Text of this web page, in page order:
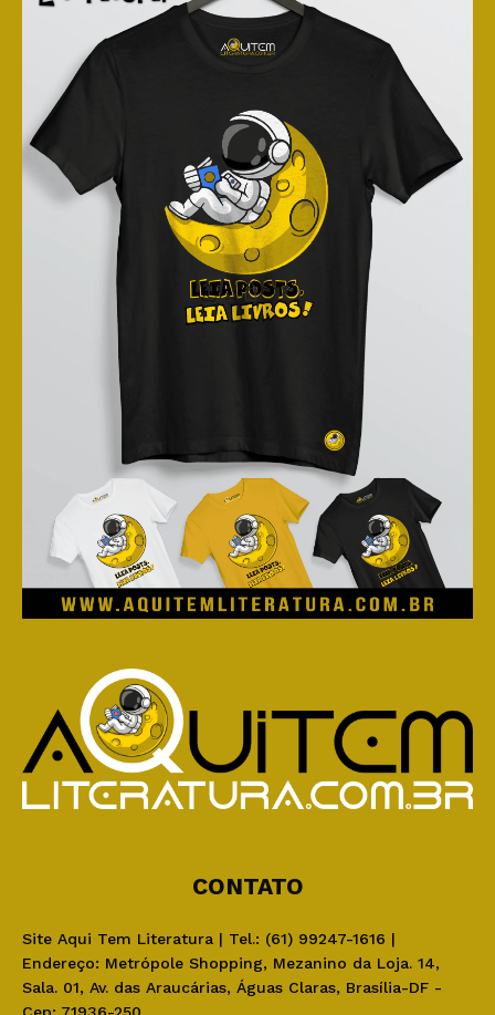
CONTATO
Site Aqui Tem Literatura | Tel.: (61) 99247-1616 |
Endereço: Metrópole Shopping, Mezanino da Loja. 14,
Sala. 01, Av. das Araucárias, Águas Claras, Brasília-DF -
Cep: 71936-250